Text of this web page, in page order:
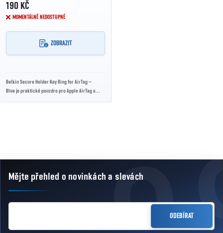
190 KČ
MOMENTÁLNĚ NEDOSTUPNÉ
ZOBRAZIT
Belkin Secure Holder Key Ring for AirTag –
Blue je praktické pouzdro pro Apple AirTag s
Zápatí
Mějte přehled o novinkácha slevách
ODEBÍRAT